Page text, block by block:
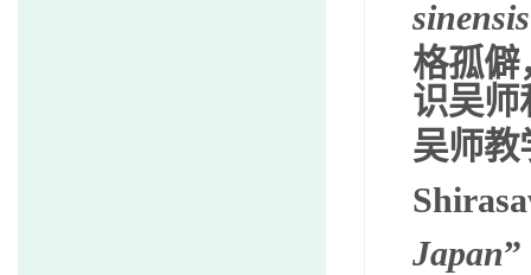
sinensis
格孤僻
识吴师
吴师教
Japan”